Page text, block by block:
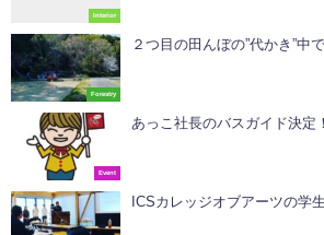
Interior
Forestry
２つ目の田んぼの”代かき”中で
Event
あっこ社長のバスガイド決定
ICSカレッジオブアーツの学